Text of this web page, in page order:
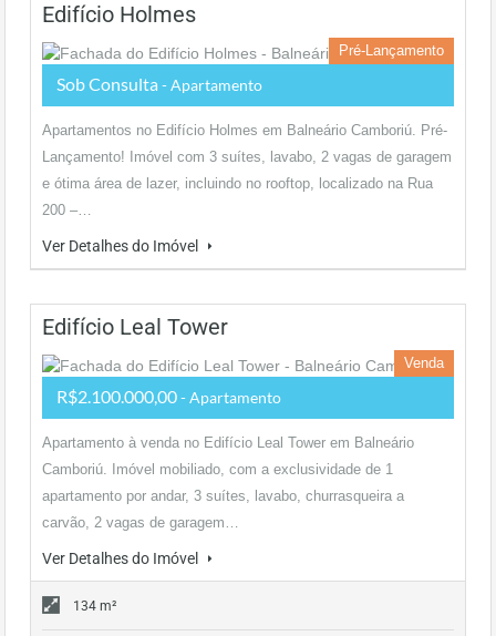
Edifício Holmes
Pré-Lançamento
Sob Consulta - Apartamento
Apartamentos no Edifício Holmes em Balneário Camboriú. Pré-
Lançamento! Imóvel com 3 suítes, lavabo, 2 vagas de garagem
e ótima área de lazer, incluindo no rooftop, localizado na Rua
200 –…
Ver Detalhes do Imóvel
Edifício Leal Tower
Venda
R$2.100.000,00- Apartamento
Apartamento à venda no Edifício Leal Tower em Balneário
Camboriú. Imóvel mobiliado, com a exclusividade de 1
apartamento por andar, 3 suítes, lavabo, churrasqueira a
carvão, 2 vagas de garagem…
Ver Detalhes do Imóvel
134 m²